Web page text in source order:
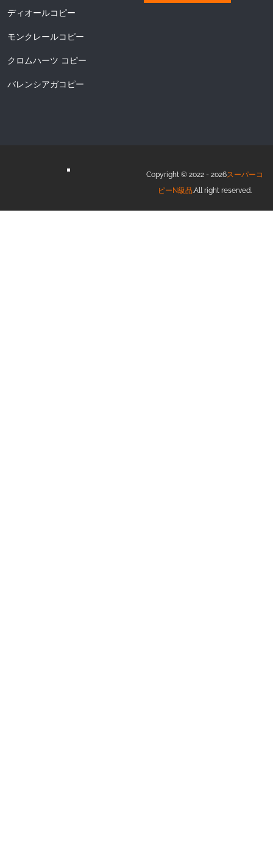
ディオールコピー
モンクレールコピー
クロムハーツ コピー
バレンシアガコピー
Copyright © 2022 - 2026スーパーコ
ピーN級品.All right reserved.